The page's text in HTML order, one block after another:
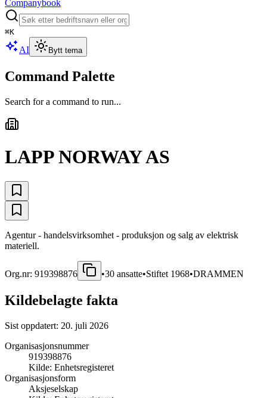
Companybook
⌘K
AI Bytt tema
Command Palette
Search for a command to run...
LAPP NORWAY AS
Agentur - handelsvirksomhet - produksjon og salg av elektrisk
materiell.
Org.nr: 919398876 •30 ansatte•Stiftet 1968•DRAMMEN
Kildebelagte fakta
Sist oppdatert: 20. juli 2026
Organisasjonsnummer
919398876
Kilde: Enhetsregisteret
Organisasjonsform
Aksjeselskap